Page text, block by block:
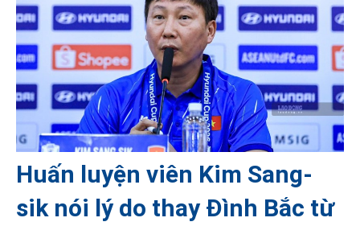
Huấn luyện viên Kim Sang-
sik nói lý do thay Đình Bắc từ